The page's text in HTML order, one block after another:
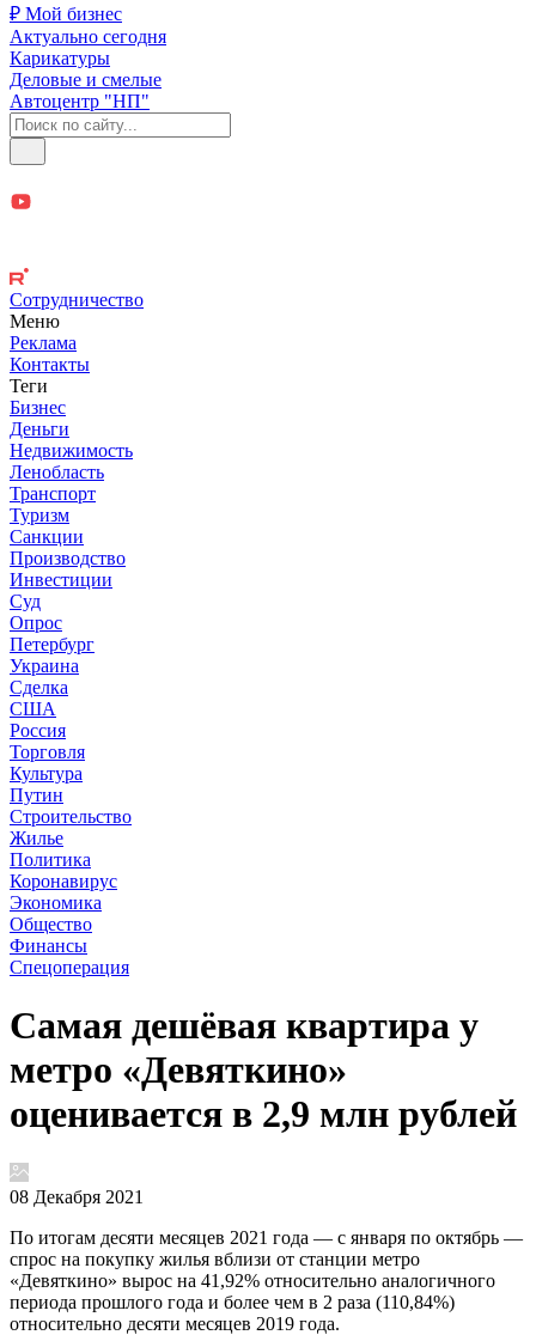
₽ Мой бизнес
Актуально сегодня
Карикатуры
Деловые и смелые
Автоцентр "НП"
Сотрудничество
Меню
Реклама
Контакты
Теги
Бизнес
Деньги
Недвижимость
Ленобласть
Транспорт
Туризм
Санкции
Производство
Инвестиции
Суд
Опрос
Петербург
Украина
Сделка
США
Россия
Торговля
Культура
Путин
Строительство
Жилье
Политика
Коронавирус
Экономика
Общество
Финансы
Спецоперация
Самая дешёвая квартира у
метро «Девяткино»
оценивается в 2,9 млн рублей
08 Декабря 2021
По итогам десяти месяцев 2021 года — с января по октябрь —
спрос на покупку жилья вблизи от станции метро
«Девяткино» вырос на 41,92% относительно аналогичного
периода прошлого года и более чем в 2 раза (110,84%)
относительно десяти месяцев 2019 года.